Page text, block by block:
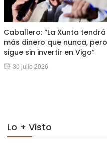
Caballero: “La Xunta tendrá
más dinero que nunca, pero
sigue sin invertir en Vigo”
Posted
30 julio 2026
Lo + Visto